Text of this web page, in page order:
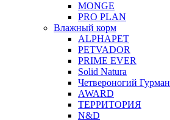
MONGE
PRO PLAN
Влажный корм
ALPHAPET
PETVADOR
PRIME EVER
Solid Natura
Четвероногий Гурман
AWARD
ТЕРРИТОРИЯ
N&D